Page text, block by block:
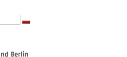
Suchen …